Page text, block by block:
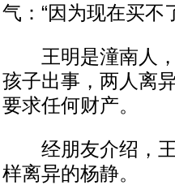
气：“因为现在买不
王明是潼南人，
孩子出事，两人离
要求任何财产。
经朋友介绍，王
样离异的杨静。